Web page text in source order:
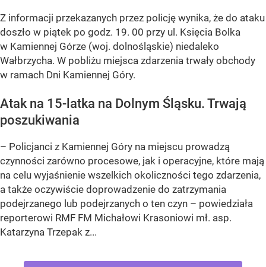
Z informacji przekazanych przez policję wynika, że do ataku
doszło w piątek po godz. 19. 00 przy ul. Księcia Bolka
w Kamiennej Górze (woj. dolnośląskie) niedaleko
Wałbrzycha. W pobliżu miejsca zdarzenia trwały obchody
w ramach Dni Kamiennej Góry.
Atak na 15-latka na Dolnym Śląsku. Trwają
poszukiwania
– Policjanci z Kamiennej Góry na miejscu prowadzą
czynności zarówno procesowe, jak i operacyjne, które mają
na celu wyjaśnienie wszelkich okoliczności tego zdarzenia,
a także oczywiście doprowadzenie do zatrzymania
podejrzanego lub podejrzanych o ten czyn – powiedziała
reporterowi RMF FM Michałowi Krasoniowi mł. asp.
Katarzyna Trzepak z...